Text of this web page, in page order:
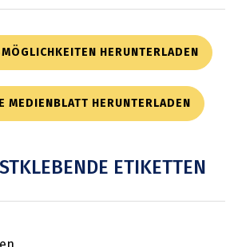
HERUNTERLADEN
MEDIENBLATT HERUNTERLADEN
ETIKETTEN